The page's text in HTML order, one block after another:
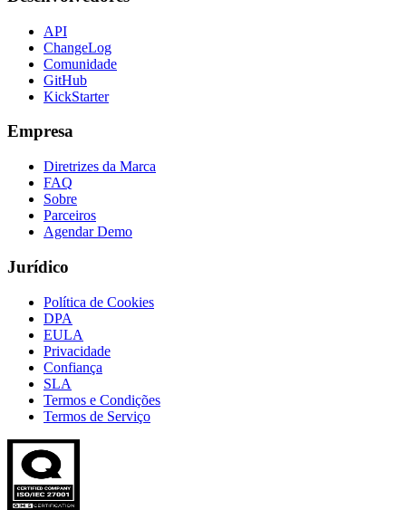
API
ChangeLog
Comunidade
GitHub
KickStarter
Empresa
Diretrizes da Marca
FAQ
Sobre
Parceiros
Agendar Demo
Jurídico
Política de Cookies
DPA
EULA
Privacidade
Confiança
SLA
Termos e Condições
Termos de Serviço